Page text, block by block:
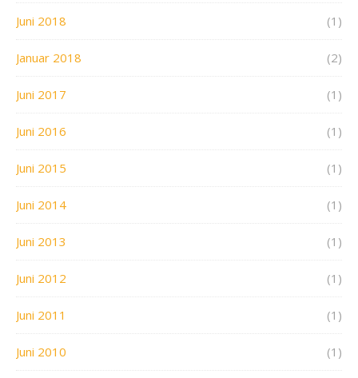
Juni 2018 (1)
Januar 2018 (2)
Juni 2017 (1)
Juni 2016 (1)
Juni 2015 (1)
Juni 2014 (1)
Juni 2013 (1)
Juni 2012 (1)
Juni 2011 (1)
Juni 2010 (1)